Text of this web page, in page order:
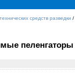
средств разведки /
пеленгаторы